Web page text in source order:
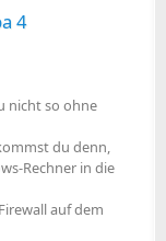
4
nicht so ohne
du denn,
Rechner in die
auf dem